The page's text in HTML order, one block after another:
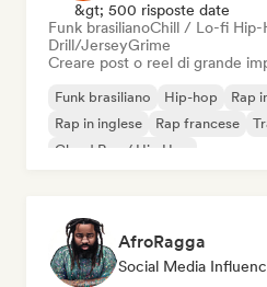
&gt; 500 risposte date
Funk brasilianoChill / Lo-fi Hip-
Drill/JerseyGrime
Creare post o reel di grande
Funk brasiliano Hip-hop
Rap
Rap in inglese
Rap francese
Cloud Rap / Hip Hop
AfroRagga
Social Media